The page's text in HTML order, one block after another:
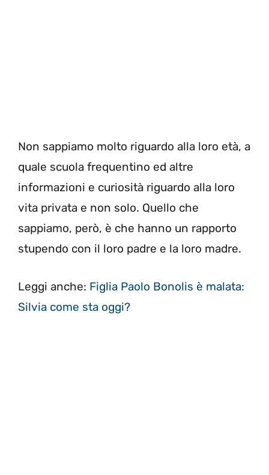
Non sappiamo molto riguardo alla loro età, a
quale scuola frequentino ed altre
informazioni e curiosità riguardo alla loro
vita privata e non solo. Quello che
sappiamo, però, è che hanno un rapporto
stupendo con il loro padre e la loro madre.
Leggi anche: Figlia Paolo Bonolis è malata:
Silvia come sta oggi?